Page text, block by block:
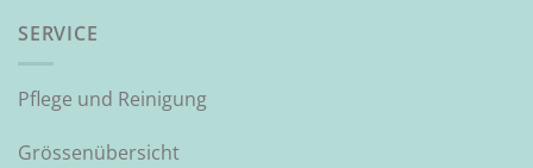
SERVICE
Pflege und Reinigung
Grössenübersicht